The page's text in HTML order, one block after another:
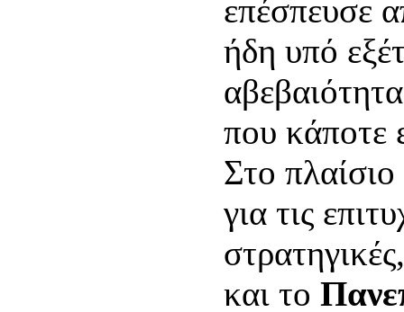
επέσπευσε
ήδη υπό
που κάποτε
Στο
για τις
και το